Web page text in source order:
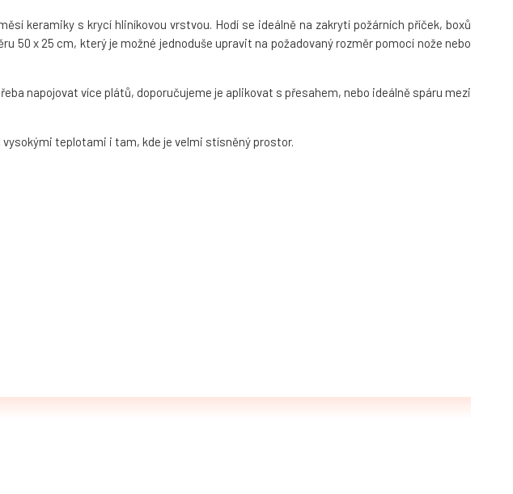
keramiky s krycí hliníkovou vrstvou. Hodí se ideálně na zakrytí požárních příček, boxů
x 25 cm, který je možné jednoduše upravit na požadovaný rozměr pomocí nože nebo
napojovat více plátů, doporučujeme je aplikovat s přesahem, nebo ideálně spáru mezi
teplotami i tam, kde je velmi stísněný prostor.